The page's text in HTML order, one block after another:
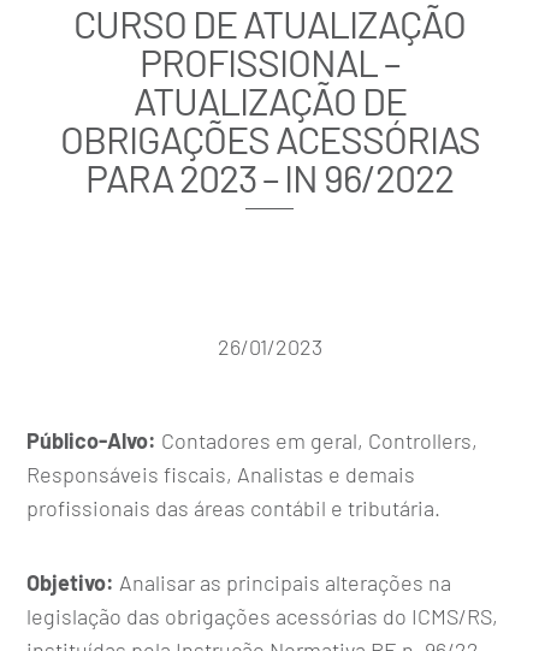
CURSO DE ATUALIZAÇÃO
PROFISSIONAL –
ATUALIZAÇÃO DE
OBRIGAÇÕES ACESSÓRIAS
PARA 2023 – IN 96/2022
26/01/2023
Público-Alvo: Contadores em geral, Controllers,
Responsáveis fiscais, Analistas e demais
profissionais das áreas contábil e tributária.
Objetivo: Analisar as principais alterações na
legislação das obrigações acessórias do ICMS/RS,